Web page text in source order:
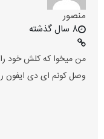
منصور
8 سال گذشته
من میخوا که کلش خود
وصل کونم ای دی ایفون را